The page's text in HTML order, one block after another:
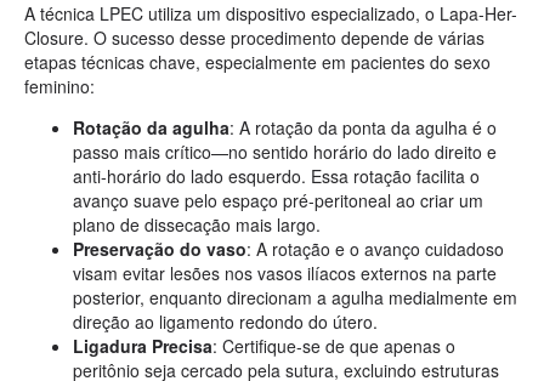
A técnica LPEC utiliza um dispositivo especializado, o Lapa-Her-
Closure. O sucesso desse procedimento depende de várias
etapas técnicas chave, especialmente em pacientes do sexo
feminino:
Rotação da agulha: A rotação da ponta da agulha é o
passo mais crítico—no sentido horário do lado direito e
anti-horário do lado esquerdo. Essa rotação facilita o
avanço suave pelo espaço pré-peritoneal ao criar um
plano de dissecação mais largo.
Preservação do vaso: A rotação e o avanço cuidadoso
visam evitar lesões nos vasos ilíacos externos na parte
posterior, enquanto direcionam a agulha medialmente em
direção ao ligamento redondo do útero.
Ligadura Precisa: Certifique-se de que apenas o
peritônio seja cercado pela sutura, excluindo estruturas